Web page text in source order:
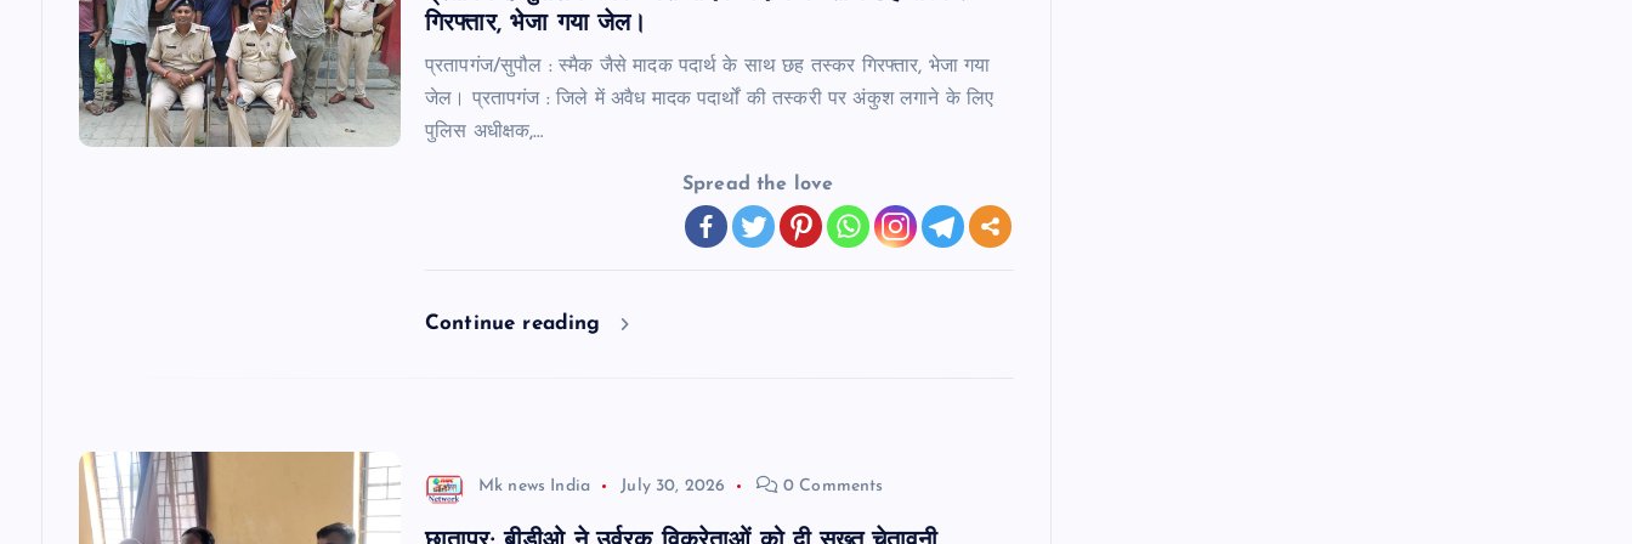
गिरफ्तार, भेजा गया जेल।
प्रतापगंज/सुपौल : स्मैक जैसे मादक पदार्थ के साथ छह तस्कर गिरफ्तार, भेजा गया
जेल। प्रतापगंज : जिले में अवैध मादक पदार्थों की तस्करी पर अंकुश लगाने के लिए
पुलिस अधीक्षक,…
Spread the love
Continue reading
Mk news India July 30, 2026 0 Comments